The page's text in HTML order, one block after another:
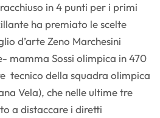
in 4 punti per i primi
ha premiato le scelte
d’arte Zeno Marchesini
mamma Sossi olimpica in 470
tecnico della squadra olimpica
Vela), che nelle ultime tre
a distaccare i diretti